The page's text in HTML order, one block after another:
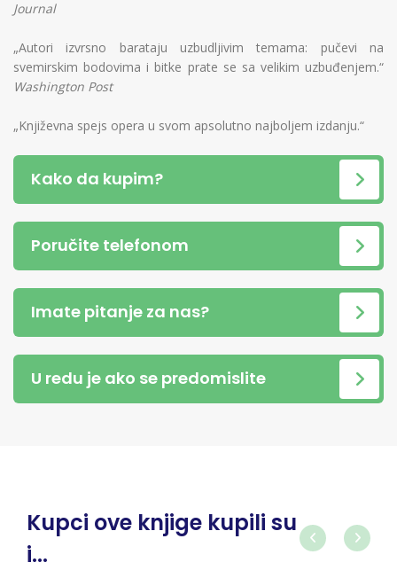
Journal
„Autori izvrsno barataju uzbudljivim temama: pučevi na
svemirskim bodovima i bitke prate se sa velikim uzbuđenjem.“
Washington Post
„Književna spejs opera u svom apsolutno najboljem izdanju.“
Kako da kupim?
Poručite telefonom
Imate pitanje za nas?
U redu je ako se predomislite
Kupci ove knjige kupili su
i...